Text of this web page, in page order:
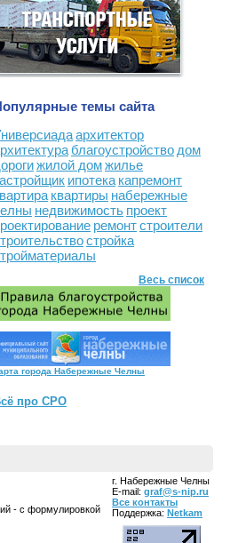
темы сайта
архитектор
благоустройство дом
жилой домжилье
ипотека капремонт
квартиры набережные
недвижимость проект
ремонтстроители
стройка
Весь список
города Набережные Челны
про СРО
- с формулировкой
г. Набережные Челны
E-mail: graf@s-nip.ru
Все контакты
Поддержка: Netkam